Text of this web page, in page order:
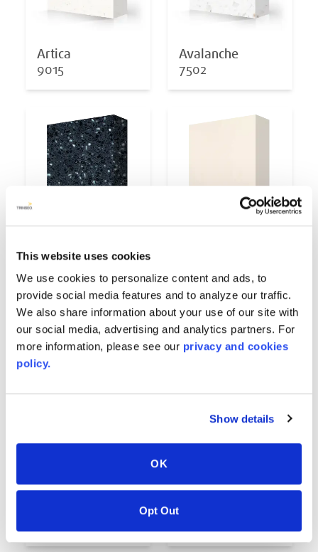
This website uses cookies
We use cookies to personalize content and ads, to
provide social media features and to analyze our traffic.
We also share information about your use of our site with
our social media, advertising and analytics partners. For
more information, please see our privacy and cookies
policy.
Show details
OK
Opt Out
Artica
9015
Avalanche
7502
Black Coral
9125
Bone
8010